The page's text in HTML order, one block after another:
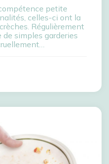
petite
celles-ci ont la
Régulièrement
de simples garderies